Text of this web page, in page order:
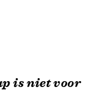
is niet voor